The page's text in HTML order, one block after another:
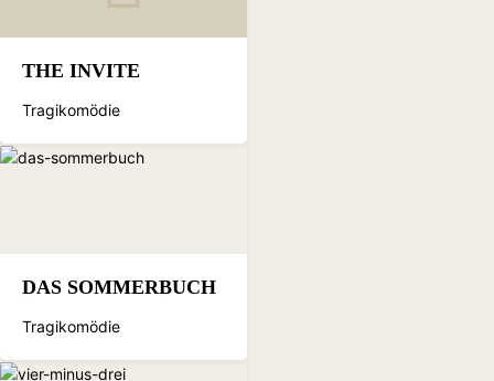
THE INVITE
Tragikomödie
DAS SOMMERBUCH
Tragikomödie